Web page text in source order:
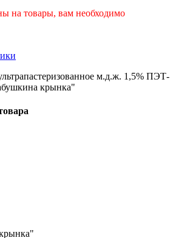
на товары, вам необходимо
м.д.ж. 1,5% ПЭТ-
крынка"